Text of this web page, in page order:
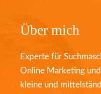
Über mich
Experte für
Online Marketing
kleine und